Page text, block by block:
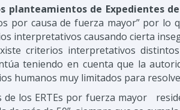
planteamientos de Expedientes de
por causa de fuerza mayor” por lo
interpretativos causando cierta
criterios interpretativos
teniendo en cuenta que la
humanos muy limitados para
los ERTEs por fuerza mayor